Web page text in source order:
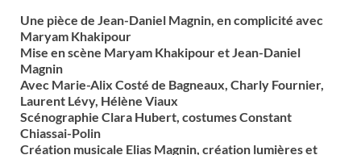
Une pièce de Jean-Daniel Magnin, en complicité avec
Maryam Khakipour
Mise en scène Maryam Khakipouret Jean-Daniel
Magnin
Avec Marie-Alix Costé de Bagneaux, Charly Fournier,
Laurent Lévy, Hélène Viaux
Scénographie Clara Hubert, costumes Constant
Chiassai-Polin
Création musicale Elias Magnin, création lumières et